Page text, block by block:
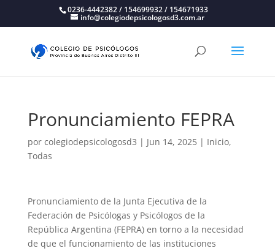
0236-4442382 / 154699932 / 154671933
info@colegiodepsicologosd3.com.ar
Pronunciamiento FEPRA
por colegiodepsicologosd3 | Jun 14, 2025| Inicio,
Todas
Pronunciamiento de la Junta Ejecutiva de la
Federación de Psicólogas y Psicólogos de la
República Argentina (FEPRA) en torno a la necesidad
de que el funcionamiento de las instituciones